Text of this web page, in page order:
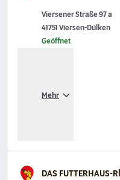
Viersener Straße 97 a
41751 Viersen-Dülken
Geöffnet
Mehr
DAS FUTTERHAUS-